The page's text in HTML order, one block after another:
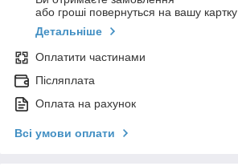
або гроші повернуться на вашу картку
Детальніше
Оплатити частинами
Післяплата
Оплата на рахунок
Всі умови оплати